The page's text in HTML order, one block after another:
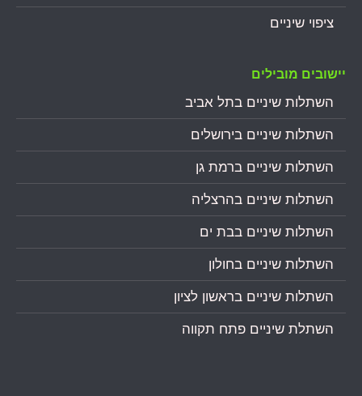
ציפוי שיניים
יישובים מובילים
השתלות שיניים בתל אביב
השתלות שיניים בירושלים
השתלות שיניים ברמת גן
השתלות שיניים בהרצליה
השתלות שיניים בבת ים
השתלות שיניים בחולון
השתלות שיניים בראשון לציון
השתלת שיניים פתח תקווה